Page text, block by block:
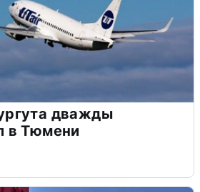
дважды
в Тюмени